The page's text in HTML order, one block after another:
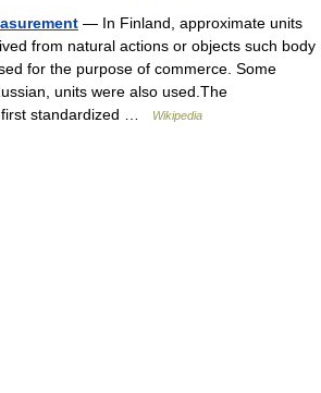
— In Finland, approximate units
from natural actions or objects such body
for the purpose of commerce. Some
units were also used.The
first standardized …
Wikipedia